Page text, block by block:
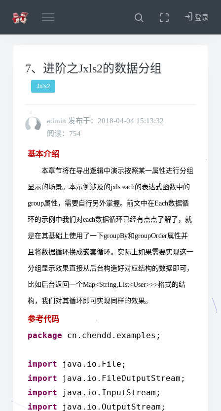
登录
7、进阶之Jxls2的数据分组
Jxls2
admin 发布于： 2018-04-04 15:13:32
阅读：754
基本介绍
本章节将在导出逻辑中演示按照某一属性进行分组
显示的场景。本示例涉及的jxls:each的表达式函数中的
group属性，需要自行另外掌握。前文中在Each数据循
环的示例中我们对each数据循环已经有点点了解了，就
是在其基础上使用了一下groupBy和groupOrder属性并
且将数据循环换成嵌套循环。实际上如果需要实现这一
分组显示效果直接从后台构造好对应结构的数据即可，
比如后台返回一个Map<String,List<User>>>格式的结
构，我们对其循环即可实现同样的效果。
参考代码
package cn.chendd.examples;
import java.io.File;
import java.io.FileOutputStream;
import java.io.InputStream;
import java.io.OutputStream;